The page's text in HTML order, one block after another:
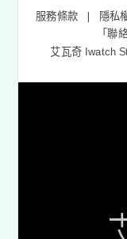
服務條款 ❘ 隱私
「聯
艾瓦奇 Iwatch